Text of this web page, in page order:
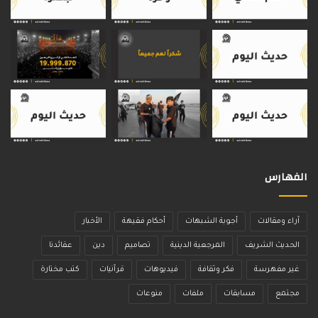
الفهارس
آراء ومقالات أجوبة الشبهات أحكام فقيهة الأخبار
الحديث الشريف المرجعية الدينية تصاميم دين عقائدنا
غير مفهرسة فكر وثقافة فيديوهات قرآنيات كتب مختارة
مجتمع مسابقات ملفات منوعات